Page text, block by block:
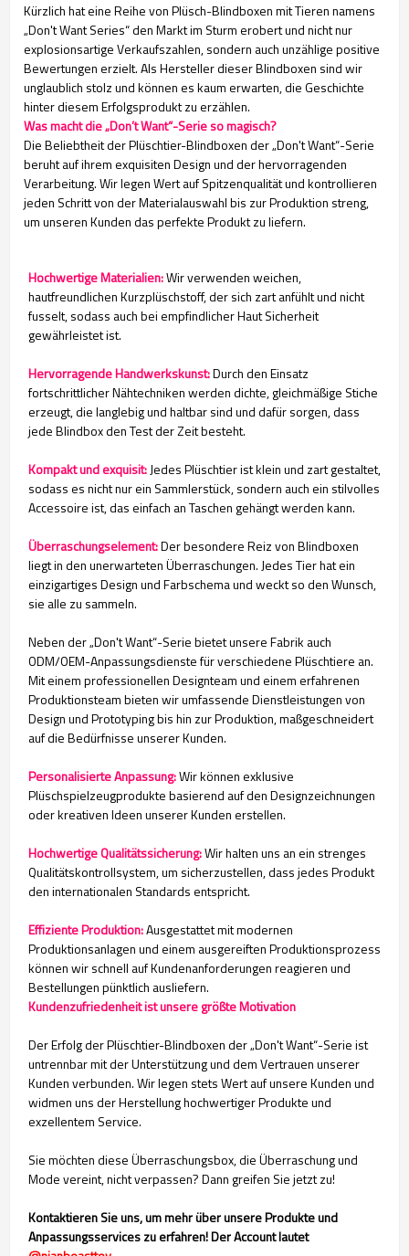
Kürzlich hat eine Reihe von Plüsch-Blindboxen mit Tieren namens
„Don't Want Series“ den Markt im Sturm erobert und nicht nur
explosionsartige Verkaufszahlen, sondern auch unzählige positive
Bewertungen erzielt. Als Hersteller dieser Blindboxen sind wir
unglaublich stolz und können es kaum erwarten, die Geschichte
hinter diesem Erfolgsprodukt zu erzählen.
Was macht die „Don’t Want“-Serie so magisch?
Die Beliebtheit der Plüschtier-Blindboxen der „Don't Want“-Serie
beruht auf ihrem exquisiten Design und der hervorragenden
Verarbeitung. Wir legen Wert auf Spitzenqualität und kontrollieren
jeden Schritt von der Materialauswahl bis zur Produktion streng,
um unseren Kunden das perfekte Produkt zu liefern.
Hochwertige Materialien:Wir verwenden weichen,
hautfreundlichen Kurzplüschstoff, der sich zart anfühlt und nicht
fusselt, sodass auch bei empfindlicher Haut Sicherheit
gewährleistet ist.
Hervorragende Handwerkskunst:Durch den Einsatz
fortschrittlicher Nähtechniken werden dichte, gleichmäßige Stiche
erzeugt, die langlebig und haltbar sind und dafür sorgen, dass
jede Blindbox den Test der Zeit besteht.
Kompakt und exquisit:Jedes Plüschtier ist klein und zart gestaltet,
sodass es nicht nur ein Sammlerstück, sondern auch ein stilvolles
Accessoire ist, das einfach an Taschen gehängt werden kann.
Überraschungselement:Der besondere Reiz von Blindboxen
liegt in den unerwarteten Überraschungen. Jedes Tier hat ein
einzigartiges Design und Farbschema und weckt so den Wunsch,
sie alle zu sammeln.
Neben der „Don't Want“-Serie bietet unsere Fabrik auch
ODM/OEM-Anpassungsdienste für verschiedene Plüschtiere an.
Mit einem professionellen Designteam und einem erfahrenen
Produktionsteam bieten wir umfassende Dienstleistungen von
Design und Prototyping bis hin zur Produktion, maßgeschneidert
auf die Bedürfnisse unserer Kunden.
Personalisierte Anpassung:Wir können exklusive
Plüschspielzeugprodukte basierend auf den Designzeichnungen
oder kreativen Ideen unserer Kunden erstellen.
Hochwertige Qualitätssicherung:Wir halten uns an ein strenges
Qualitätskontrollsystem, um sicherzustellen, dass jedes Produkt
den internationalen Standards entspricht.
Effiziente Produktion:Ausgestattet mit modernen
Produktionsanlagen und einem ausgereiften Produktionsprozess
können wir schnell auf Kundenanforderungen reagieren und
Bestellungen pünktlich ausliefern.
Kundenzufriedenheit ist unsere größte Motivation
Der Erfolg der Plüschtier-Blindboxen der „Don't Want“-Serie ist
untrennbar mit der Unterstützung und dem Vertrauen unserer
Kunden verbunden. Wir legen stets Wert auf unsere Kunden und
widmen uns der Herstellung hochwertiger Produkte und
exzellentem Service.
Sie möchten diese Überraschungsbox, die Überraschung und
Mode vereint, nicht verpassen? Dann greifen Sie jetzt zu!
Kontaktieren Sie uns, um mehr über unsere Produkte und
Anpassungsservices zu erfahren!Der Account lautet